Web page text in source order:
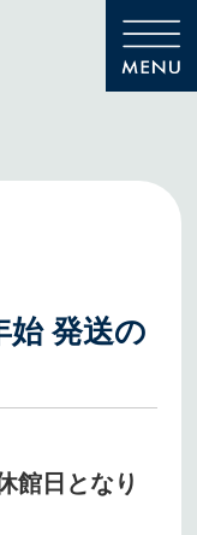
始 発送の
館日となり